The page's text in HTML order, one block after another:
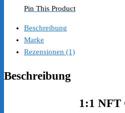
Pin This Product
Beschreibung
Marke
Rezensionen (1)
Beschreibung
1:1 NFT